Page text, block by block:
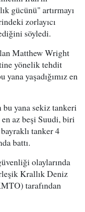
gücünü" artırmayı
zorlayıcı
söyledi.
Matthew Wright
yönelik tehdit
yana yaşadığımız en
yana sekiz tankeri
az beşi Suudi, biri
tanker 4
battı.
olaylarında
Krallık Deniz
tarafından